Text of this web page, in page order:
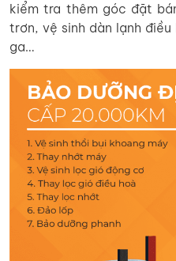
kiểm tra thêm góc đặt
trơn, vệ sinh dàn lạnh
ga…